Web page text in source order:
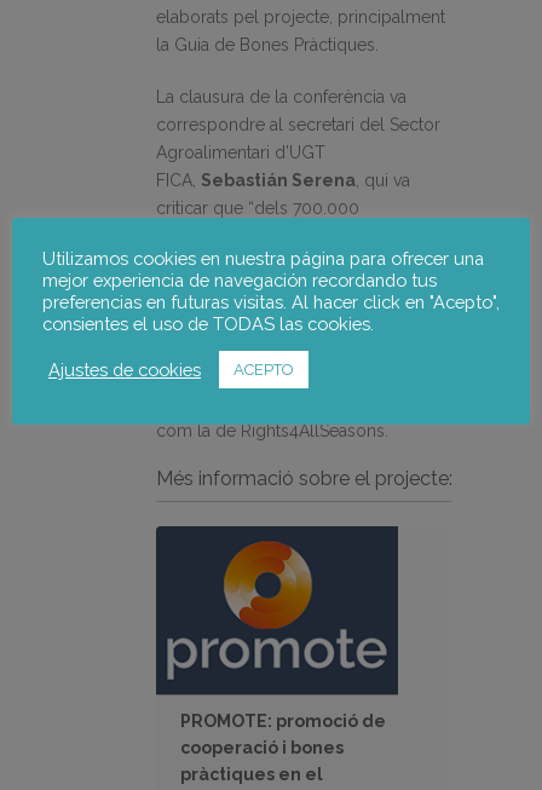
elaborats pel projecte, principalment
la Guia de Bones Pràctiques.
La clausura de la conferència va
correspondre al secretari del Sector
Agroalimentari d’UGT
FICA, Sebastián Serena , qui va
criticar que “dels 700.000
160.000 són immigrants que estan
farts d’enfrontar-se al frau i
l’explotació”. Per això, Serena
assenyalà la importància de
l’enfortiment de l’Autoritat Laboral
com la de Rights4AllSeasons.
Més informació sobre el projecte:
PROMOTE: promoció de
cooperació i bones
pràctiques en el
Utilizamos cookies en nuestra página para ofrecer una
mejor experiencia de navegación recordando tus
preferencias en futuras visitas. Al hacer click en "Acepto",
consientes el uso de TODAS las cookies.
Ajustes de cookies ACEPTO